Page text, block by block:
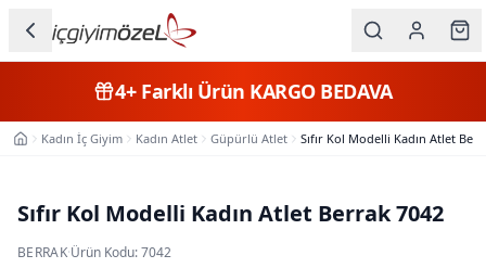
Kategorileri
Erkek
Çocuk
4+Farklı Ürün KARGO BEDAVA
Ana SayfaKadın İç Giyim Kadın Atlet Güpürlü Atlet Sıfır Kol Modelli Kadın Atlet
Sıfır Kol Modelli Kadın Atlet Berrak 7042
BERRAK·Ürün Kodu:7042